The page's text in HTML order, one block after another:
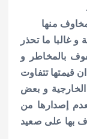
منها
غالبا ما تحذر
بالمخاطر و
قيمتها تتفاوت
و بعض
إصدارها من
بها على صعيد